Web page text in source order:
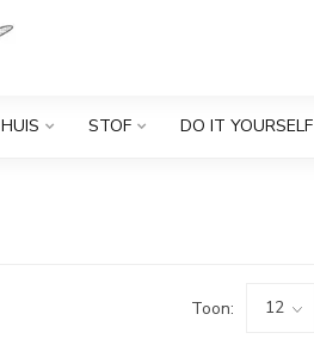
HUIS STOF DO IT YOURSELF
Toon: